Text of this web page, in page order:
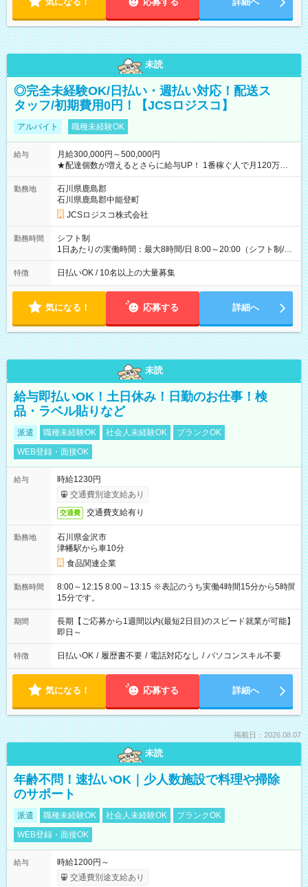
未読
◎完全未経験OK/日払い・週払い対応！配送ス
タッフ/初期費用0円！【JCSロジスコ】
アルバイト 職種未経験OK
給与
月給300,000円～500,000円
★配達個数が増えるとさらに給与UP！ 1番稼ぐ人で月120万ほ
ど！ ・主要都市エリア 月収55万円／週5日稼働 月収65万~112
万円／週6日稼働 ・地方郊外エリア 月収40万円／週5日稼働 月
収40万円~50万円／週6日稼働 ＜モデルイメージ＞ ■月収50万
円 (27歳男性/江東区在住)※元建築関係 1日150個配達×25日勤務
(日休み) ■月収80万円(43歳男性/墨田区在住)※元営業 1日200個
勤務地
石川県鹿島郡
石川県鹿島郡中能登町
JCSロジスコ株式会社
勤務時間
シフト制
1日あたりの実働時間：最大8時間/日 8:00～20:00（シフト制/実
働8時間） ※週5日勤務（場所次第では週4も有り） ※配達状況
によって時間外での勤務可能性有り ※案件により多少の前後あ
特徴 日払いOK / 10名以上の大量募集
気になる！ 応募する 詳細へ
未読
給与即払いOK！土日休み！日勤のお仕事！検
品・ラベル貼りなど
派遣 職種未経験OK 社会人未経験OK
ブランクOK
WEB登録・面接OK
給与
時給1230円
交通費別途支給あり
交通費 交通費支給有り
勤務地
石川県金沢市
津幡駅から車10分
食品関連企業
勤務時間
8:00～12:15 8:00～13:15 ※表記のうち実働4時間15分から5時間
15分です。
期間
長期【ご応募から1週間以内(最短2日目)のスピード就業が可能】
即日～
特徴 日払いOK / 履歴書不要 / 電話対応なし / パソコンスキル不要
気になる！ 応募する 詳細へ
掲載日：2026.08.07
未読
年齢不問！速払いOK｜少人数施設で料理や掃除
のサポート
派遣 職種未経験OK 社会人未経験OK
ブランクOK
WEB登録・面接OK
給与
時給1200円～
交通費別途支給あり